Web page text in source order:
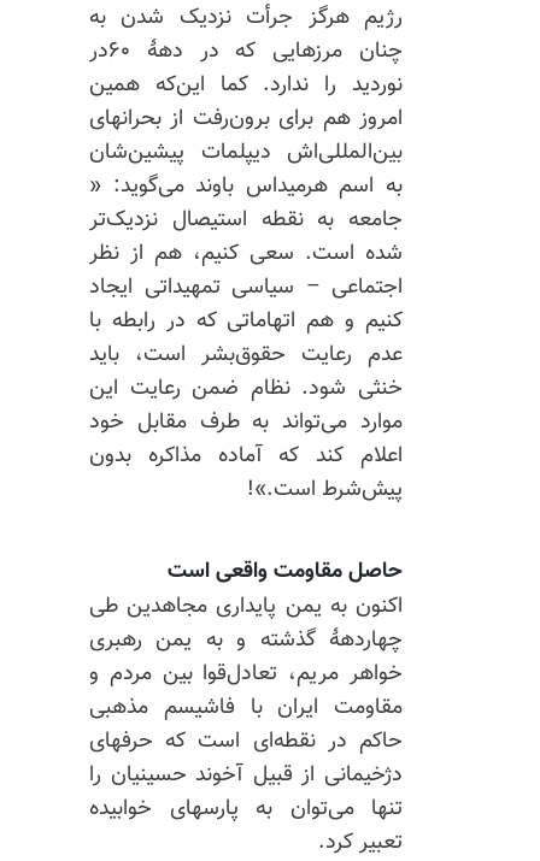
رژیم هرگز جرأت نزدیک شدن به
چنان مرزهایی که در دههٔ ۶۰در
نوردید را ندارد. کما این‌که همین
امروز هم برای برون‌رفت از بحرانهای
بین‌المللی‌اش دیپلمات پیشین‌شان
به اسم هرمیداس باوند می‌گوید: «
جامعه به نقطه استیصال نزدیک‌تر
شده است. سعی کنیم، هم از نظر
اجتماعی – سیاسی تمهیداتی ایجاد
کنیم و هم اتهاماتی که در رابطه با
عدم رعایت حقوق‌بشر است، باید
خنثی شود. نظام ضمن رعایت این
موارد می‌تواند به طرف مقابل خود
اعلام کند که آماده مذاکره بدون
پیش‌شرط است.»!
حاصل مقاومت واقعی است
اکنون به یمن پایداری مجاهدین طی
چهاردههٔ گذشته و به یمن رهبری
خواهر مریم، تعادل‌قوا بین مردم و
مقاومت ایران با فاشیسم مذهبی
حاکم در نقطه‌ای است که حرفهای
دژخیمانی از قبیل آخوند حسینیان را
تنها می‌توان به پارسهای خوابیده
تعبیر کرد.